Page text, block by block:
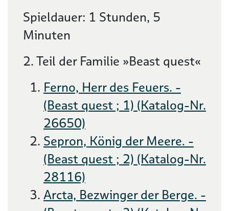
Spieldauer: 1 Stunden, 5
Minuten
2. Teil der Familie »Beast quest«
Ferno, Herr des Feuers. -
(Beast quest ; 1) (Katalog-Nr.
26650)
Sepron, König der Meere. -
(Beast quest ; 2) (Katalog-Nr.
28116)
Arcta, Bezwinger der Berge. -